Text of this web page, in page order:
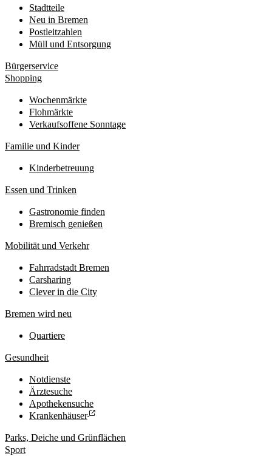
Stadtteile
Neu in Bremen
Postleitzahlen
Müll und Entsorgung
Bürgerservice
Shopping
Wochenmärkte
Flohmärkte
Verkaufsoffene Sonntage
Familie und Kinder
Kinderbetreuung
Essen und Trinken
Gastronomie finden
Bremisch genießen
Mobilität und Verkehr
Fahrradstadt Bremen
Carsharing
Clever in die City
Bremen wird neu
Quartiere
Gesundheit
Notdienste
Ärztesuche
Apothekensuche
Krankenhäuser
Parks, Deiche und Grünflächen
Sport